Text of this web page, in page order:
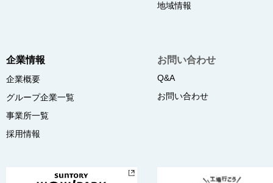
地域情報
企業情報
企業概要
グループ企業一覧
事業所一覧
採用情報
お問い合わせ
Q&A
お問い合わせ